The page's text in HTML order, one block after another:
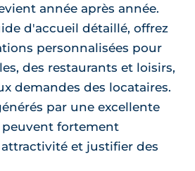
année après année.
d'accueil détaillé, offrez
personnalisées pour
des restaurants et loisirs,
demandes des locataires.
par une excellente
fortement
et justifier des